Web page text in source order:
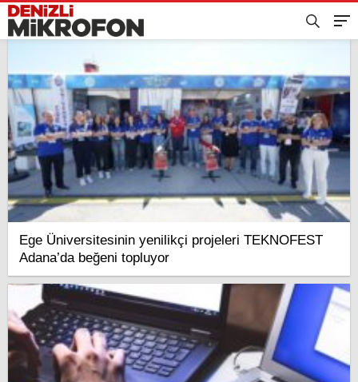
Ege Üniversitesinin yenilikçi projeleri TEKNOFEST
Adana’da beğeni topluyor